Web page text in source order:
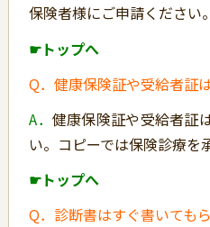
保険者様にご申請ください。
☛トップへ
Q．健康保険証や受給者証
A． 健康保険証や受給者証
い。コピーでは保険診療を
☛トップへ
Q．診断書はすぐ書いても